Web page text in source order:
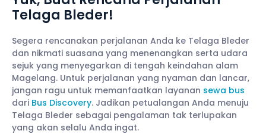
Telaga Bleder!
Segera rencanakan perjalanan Anda ke Telaga Bleder
dan nikmati suasana yang menenangkan serta udara
sejuk yang menyegarkan di tengah keindahan alam
Magelang. Untuk perjalanan yang nyaman dan lancar,
jangan ragu untuk memanfaatkan layanan sewa bus
dari Bus Discovery. Jadikan petualangan Anda menuju
Telaga Bleder sebagai pengalaman tak terlupakan
yang akan selalu Anda ingat.